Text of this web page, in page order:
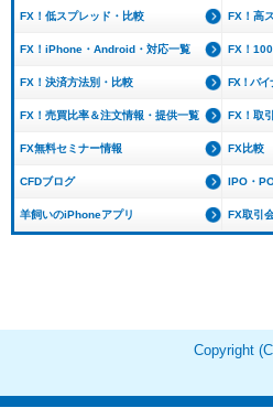
FX！低スプレッド・比較 FX！高
FX！iPhone・Android・対応一覧 FX！
FX！決済方法別・比較 FX！バイ
FX！売買比率＆注文情報・提供一覧 FX！取
FX無料セミナー情報 FX比較
CFDブログ IPO・
羊飼いのiPhoneアプリ FX取引
Copyright